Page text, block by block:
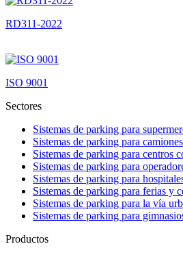
RD311-2022
ISO 9001
Sectores
Sistemas de parking para
Sistemas de parking para camiones
Sistemas de parking para centros
Sistemas de parking para
Sistemas de parking para
Sistemas de parking para ferias y
Sistemas de parking para la vía
Sistemas de parking para
Productos